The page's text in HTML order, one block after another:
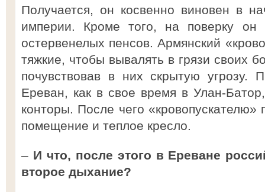
Получается, он косвенно виновен в
империи. Кроме того, на поверку
остервенелых пенсов. Армянский
тяжкие, чтобы вывалять в грязи своих
почувствовав в них скрытую угрозу.
Ереван, как в свое время в Улан-
конторы. После чего
помещение и теплое кресло.
– И что, после этого в Ереване
второе дыхание?